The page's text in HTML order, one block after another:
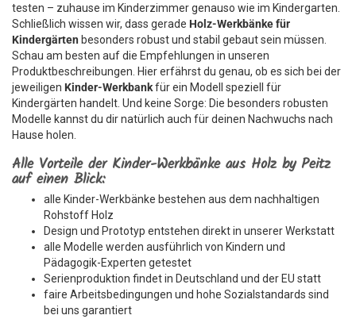
testen – zuhause im Kinderzimmer genauso wie im Kindergarten.
Schließlich wissen wir, dass gerade Holz-Werkbänke für
Kindergärten besonders robust und stabil gebaut sein müssen.
Schau am besten auf die Empfehlungen in unseren
Produktbeschreibungen. Hier erfährst du genau, ob es sich bei der
jeweiligen Kinder-Werkbankfür ein Modell speziell für
Kindergärten handelt. Und keine Sorge: Die besonders robusten
Modelle kannst du dir natürlich auch für deinen Nachwuchs nach
Hause holen.
Alle Vorteile der Kinder-Werkbänke aus Holz by Peitz
auf einen Blick:
alle Kinder-Werkbänke bestehen aus dem nachhaltigen
Rohstoff Holz
Design und Prototyp entstehen direkt in unserer Werkstatt
alle Modelle werden ausführlich von Kindern und
Pädagogik-Experten getestet
Serienproduktion findet in Deutschland und der EU statt
faire Arbeitsbedingungen und hohe Sozialstandards sind
bei uns garantiert